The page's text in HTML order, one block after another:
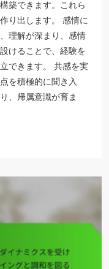
築できます。これら
り出します。 感情に
理解が深まり、感情
けることで、経験を
できます。 共感を実
を積極的に聞き入
、帰属意識が育ま